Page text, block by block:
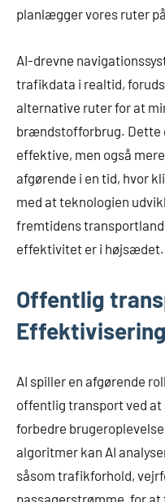
planlægger vores ruter
AI-drevne
trafikdata i realtid,
alternative ruter for at
brændstofforbrug. Dette
effektive, men også
afgørende i en tid, hvor
med at teknologien
fremtidens
effektivitet er i højsædet.
Offentlig
AI spiller en afgørende
offentlig transport ved
forbedre
algoritmer kan AI
såsom trafikforhold,
passagerstrømme, for